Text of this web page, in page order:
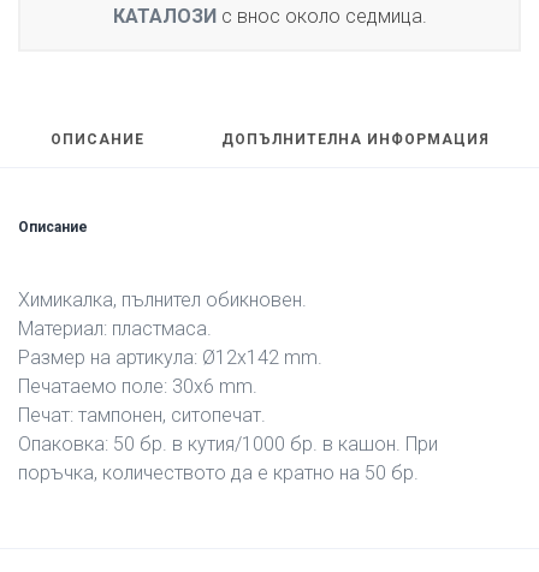
КАТАЛОЗИс внос около седмица.
ОПИСАНИЕ ДОПЪЛНИТЕЛНА ИНФОРМАЦИЯ
Описание
Химикалка, пълнител обикновен.
Материал: пластмаса.
Размер на артикула: Ø12х142 mm.
Печатаемо поле: 30х6 mm.
Печат: тампонен, ситопечат.
Опаковка: 50 бр. в кутия/1000 бр. в кашон. При
поръчка, количеството да е кратно на 50 бр.